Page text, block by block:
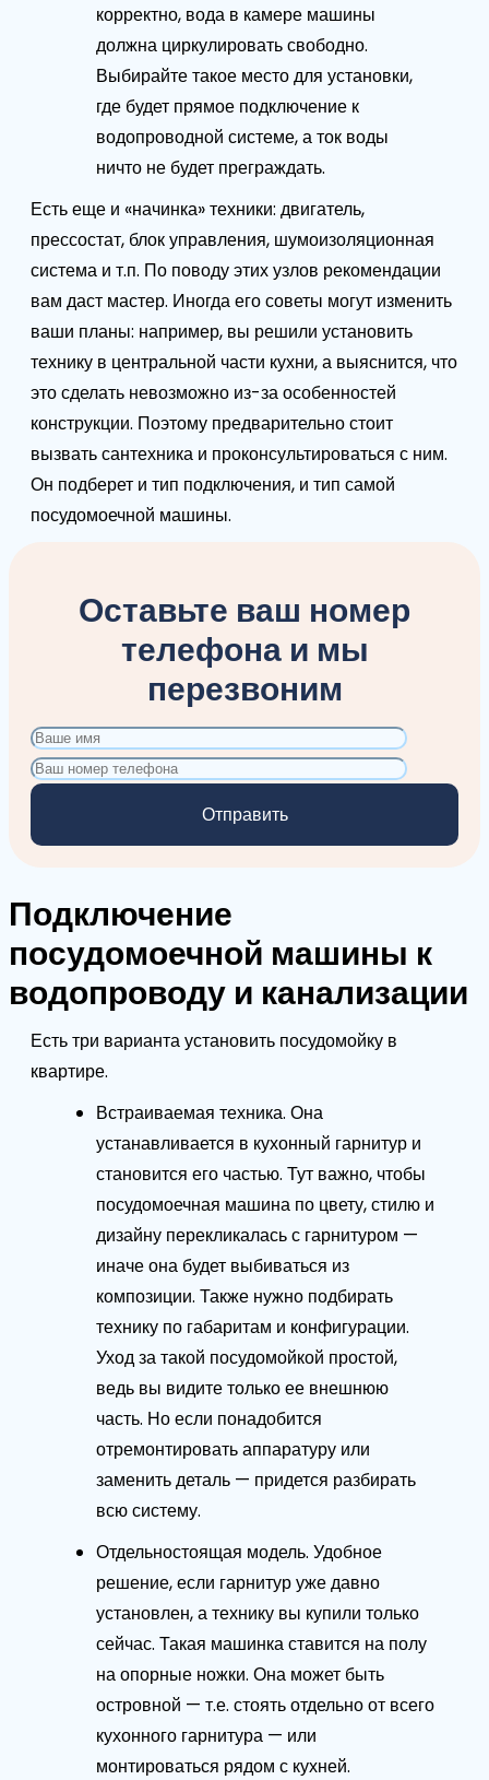
корректно, вода в камере машины
должна циркулировать свободно.
Выбирайте такое место для установки,
где будет прямое подключение к
водопроводной системе, а ток воды
ничто не будет преграждать.
Есть еще и «начинка» техники: двигатель,
прессостат, блок управления, шумоизоляционная
система и т.п. По поводу этих узлов рекомендации
вам даст мастер. Иногда его советы могут изменить
ваши планы: например, вы решили установить
технику в центральной части кухни, а выяснится, что
это сделать невозможно из-за особенностей
конструкции. Поэтому предварительно стоит
вызвать сантехника и проконсультироваться с ним.
Он подберет и тип подключения, и тип самой
посудомоечной машины.
Оставьте ваш номер
телефона и мы
перезвоним
Подключение
посудомоечной машины к
водопроводу и канализации
Есть три варианта установить посудомойку в
квартире.
Встраиваемая техника. Она
устанавливается в кухонный гарнитур и
становится его частью. Тут важно, чтобы
посудомоечная машина по цвету, стилю и
дизайну перекликалась с гарнитуром —
иначе она будет выбиваться из
композиции. Также нужно подбирать
технику по габаритам и конфигурации.
Уход за такой посудомойкой простой,
ведь вы видите только ее внешнюю
часть. Но если понадобится
отремонтировать аппаратуру или
заменить деталь — придется разбирать
всю систему.
Отдельностоящая модель. Удобное
решение, если гарнитур уже давно
установлен, а технику вы купили только
сейчас. Такая машинка ставится на полу
на опорные ножки. Она может быть
островной — т.е. стоять отдельно от всего
кухонного гарнитура — или
монтироваться рядом с кухней.